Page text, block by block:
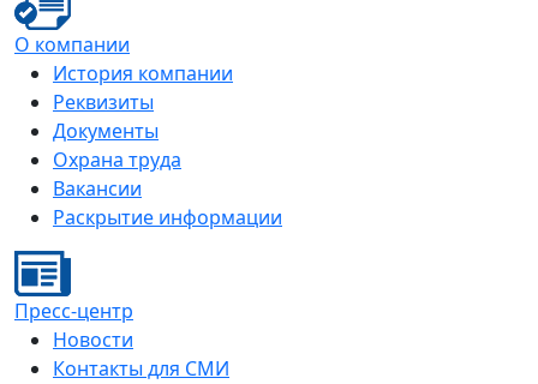
О компании
История компании
Реквизиты
Документы
Охрана труда
Вакансии
Раскрытие информации
Пресс-центр
Новости
Контакты для СМИ